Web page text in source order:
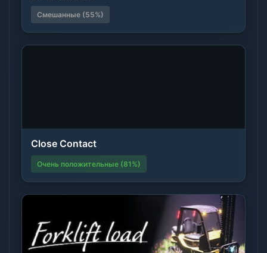
Смешанные (55%)
Close Contact
Очень положительные (81%)